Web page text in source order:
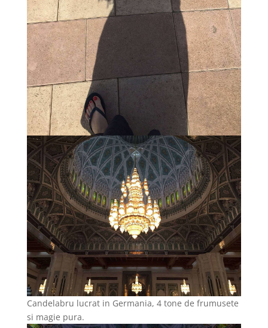
Candelabru lucrat in Germania, 4 tone de frumusete
si magie pura.